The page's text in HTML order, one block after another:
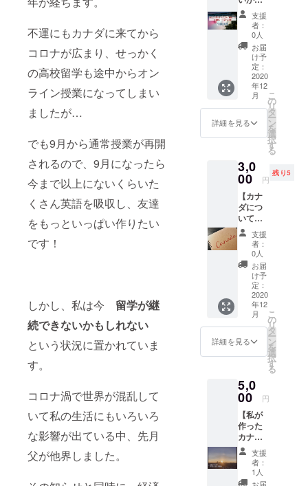
不運にもカナダに来てから
コロナが広まり、せっかく
の高校留学も途中からオン
ライン授業になってしまい
ましたが…
でも9月から通常授業が再開
されるので、9月になったら
今まで以上にないくらいた
くさん英語を吸収し、友達
をもっといっぱい作りたい
です！
しかし、私は今 留学が継
続できないかもしれない
という状況に置かれていま
す。
コロナ渦で世界が混乱して
いて私の生活にもいろいろ
な影響が出ている中、先月
父が他界しました。
礼の
メッ
セージ
も書か
せてい
ただき
ます。
また、
学費に
集めた
資金を
と感謝
の気持
ちを
メール
で送ら
させて
いただ
きま
す。 ※
お届け
先と
メール
アドレ
スの記
入が必
要で
す。
とにか
く頑
張っ
て！と
応援し
てくだ
さる方
用・
1000
円】 リ
ターン
は要ら
ないけ
の継続
を頑
張って
ほしい
と応援
してく
ださる
方用で
す。 学
費に集
めた資
金を
使った
ことの
ご報告
と感謝
の気持
させて
もらい
ます。
応援あ
りがと
うござ
いま
す！
支援
者：
0人
お届
け予
定：
2020
年12
月
詳細を見る
こ
の
リ
タ
ー
ン
を
選
択
す
る
3,0
00 円
残り5
【カナ
ダにつ
いての
レポー
ト】 高
校生の
視点か
ら見た
カナダ
をレ
ポート
にまと
めて差
し上げ
ます！
カナダ
してい
て面白
いなと
思った
こと、
綺麗だ
なと
思った
場所、
価値観
支援
者：
0人
お届
け予
定：
2020
年12
月
詳細を見る
こ
の
リ
タ
ー
ン
を
選
択
す
る
5,0
00 円
【私が
作った
カナダ
の
ショー
トビデ
オ】 カ
支援
者：
1人